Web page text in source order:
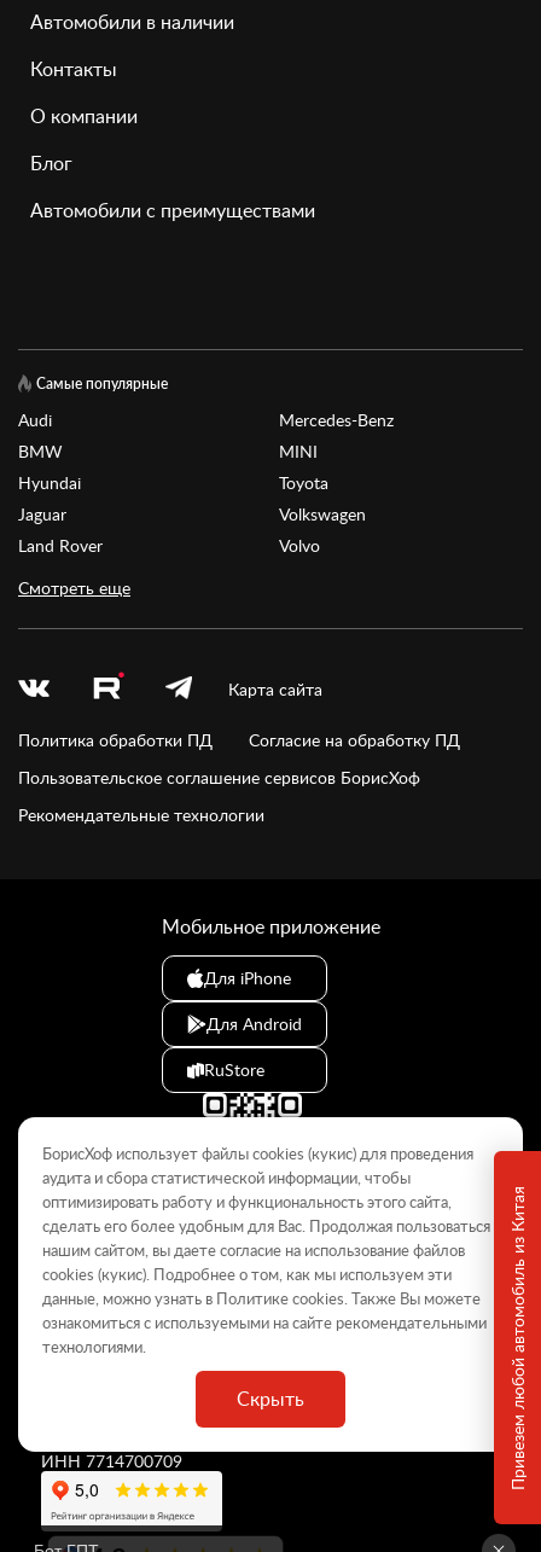
Привезем любой автомобиль из Китая
Автомобили в наличии
Контакты
О компании
Блог
Автомобили с преимуществами
Самые популярные
Audi
BMW
Hyundai
Jaguar
Land Rover
Mercedes-Benz
MINI
Toyota
Volkswagen
Volvo
Смотреть еще
Карта сайта
Политика обработки ПД
Согласие на обработку ПД
Пользовательское соглашение сервисов БорисХоф
Рекомендательные технологии
© 2009–2026
Данный интернет-сайт носит информационный характер и не
является публичной офертой, определяемой положениями Статьи
437 ГК РФ. Для получения подробной информации обращайтесь в
дилерские центры.
БорисХоф Холдинг»
ИНН 7714700709
Мобильное приложение
Для iPhone
Для Android
RuStore
БорисХоф использует файлы cookies (кукиc) для проведения
аудита и сбора статистической информации, чтобы
оптимизировать работу и функциональность этого сайта,
сделать его более удобным для Вас. Продолжая пользоваться
нашим сайтом, вы даете согласие на использование файлов
cookies (кукиc). Подробнее о том, как мы используем эти
данные, можно узнать в Политикеcookies. Также Вы можете
ознакомиться с используемыми на сайте рекомендательными
технологиями.
Скрыть